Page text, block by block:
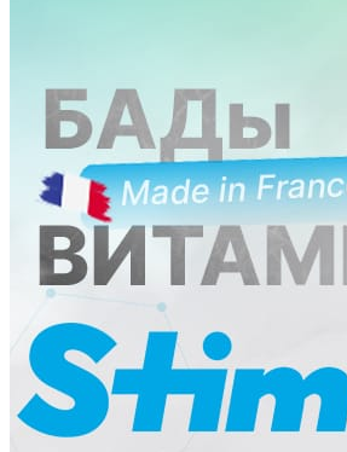
Интервью
Ликбез
Методика
Мнение
Опыт чемпионов
Сила
Хочу все знать
Питание
Справочник
Фитнес клубы
Плавательные бассейны
Центры снижения веса
Центры тестирования ГТО
КОНТАКТЫ